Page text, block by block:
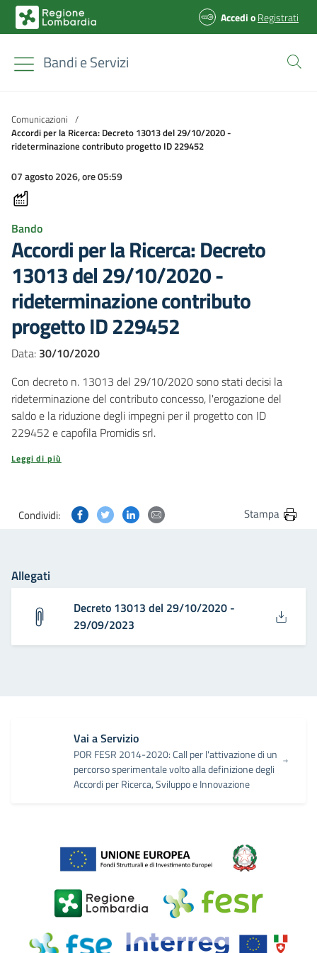
AccedioRegistrati
Bandi e Servizi
Comunicazioni /
Accordi per la Ricerca: Decreto 13013 del 29/10/2020 -
rideterminazione contributo progetto ID 229452
07 agosto 2026, ore 05:59
Bando
Accordi per la Ricerca: Decreto
13013 del 29/10/2020 -
rideterminazione contributo
progetto ID 229452
Data: 30/10/2020
Con decreto n. 13013 del 29/10/2020 sono stati decisi la
rideterminazione del contributo concesso, l'erogazione del
saldo e la riduzione degli impegni per il progetto con ID
229452 e capofila Promidis srl.
Leggi di più
Condividi: Condividi questa pagina su Facebook
Condividi questa pagina su Twitter
Condividi questa pagina su Linkedin
Condividi questa pagina via
Stampa
Allegati
Decreto 13013 del 29/10/2020 -
29/09/2023
Vai a Servizio
POR FESR 2014-2020: Call per l'attivazione di un
percorso sperimentale volto alla definizione degli
Accordi per Ricerca, Sviluppo e Innovazione